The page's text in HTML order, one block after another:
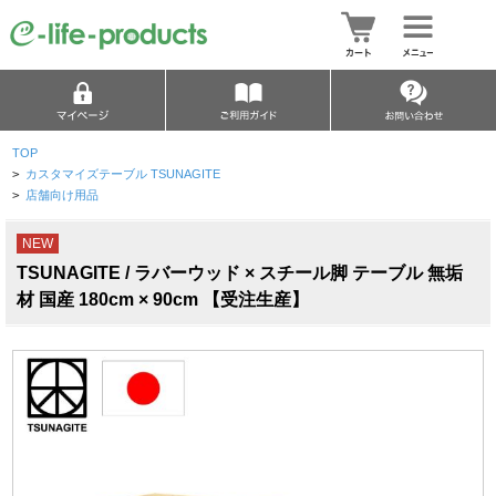
TOP
> カスタマイズテーブル TSUNAGITE
> 店舗向け用品
NEW
TSUNAGITE / ラバーウッド × スチール脚 テーブル 無垢
材 国産 180cm × 90cm 【受注生産】